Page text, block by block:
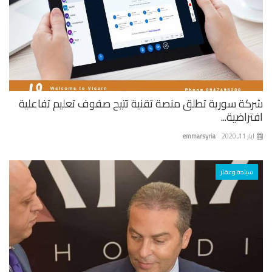
سورية تطلق منصة تقنية تتيح صفوف تعليم تفاعلية
emmarsyria
سياحة وعقار